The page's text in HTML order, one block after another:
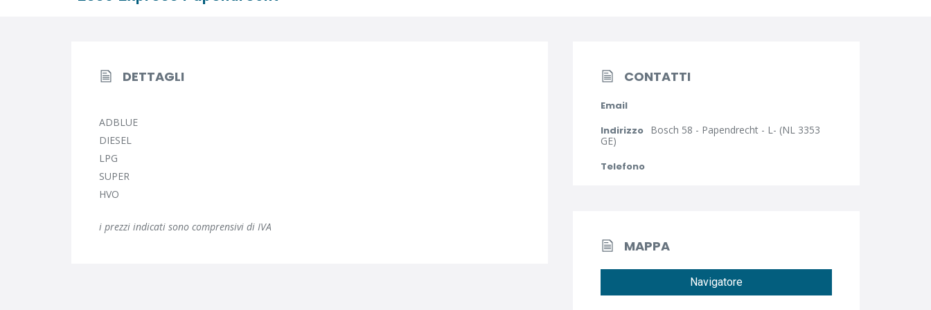
DETTAGLI
ADBLUE
DIESEL
LPG
SUPER
HVO
i prezzi indicati sono comprensivi di IVA
CONTATTI
Email
Indirizzo Bosch 58 - Papendrecht - L- (NL 3353
GE)
Telefono
MAPPA
Navigatore